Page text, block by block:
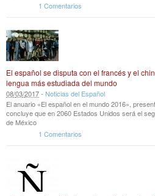
1 Comentarios
El español se disputa con el francés y el
lengua más estudiada del mundo
08/03/2017- Noticias del Español
El anuario «El español en el mundo 2016»,
concluye que en 2060 Estados Unidos será el
de México
1 Comentarios